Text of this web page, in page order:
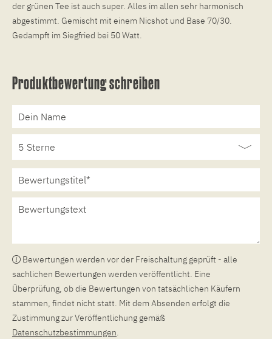
der grünen Tee ist auch super. Alles im allen sehr harmonisch
abgestimmt. Gemischt mit einem Nicshot und Base 70/30.
Gedampft im Siegfried bei 50 Watt.
Produktbewertung schreiben
Bewertungen werden vor der Freischaltung geprüft - alle
sachlichen Bewertungen werden veröffentlicht. Eine
Überprüfung, ob die Bewertungen von tatsächlichen Käufern
stammen, findet nicht statt. Mit dem Absenden erfolgt die
Zustimmung zur Veröffentlichung gemäß
Datenschutzbestimmungen.